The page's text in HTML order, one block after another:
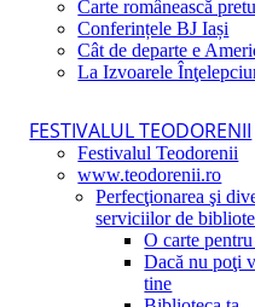
Carte românească
Conferințele BJ Iași
Cât de departe e
La Izvoarele
FESTIVALUL TEODORENII
Festivalul Teodorenii
www.teodorenii.ro
Perfecţionarea şi
serviciilor de
O carte
Dacă nu poţi
tine